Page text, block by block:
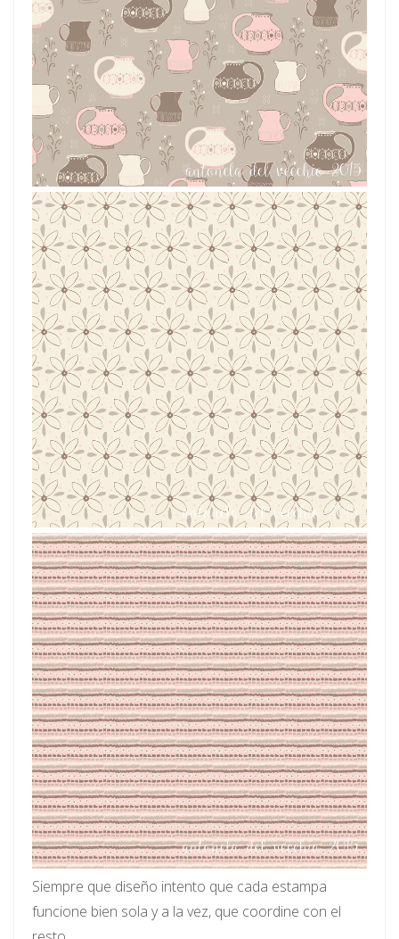
Siempre que diseño intento que cada estampa
funcione bien sola y a la vez, que coordine con el